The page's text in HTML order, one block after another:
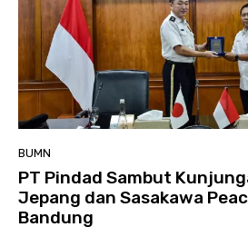
BUMN
PT Pindad Sambut
Jepang dan Sasakawa
Bandung